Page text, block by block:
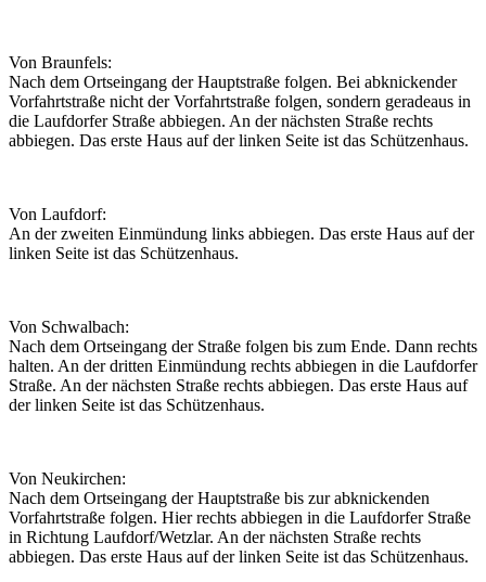
Von Braunfels:
Nach dem Ortseingang der Hauptstraße folgen. Bei abknickender
Vorfahrtstraße nicht der Vorfahrtstraße folgen, sondern geradeaus in
die Laufdorfer Straße abbiegen. An der nächsten Straße rechts
abbiegen. Das erste Haus auf der linken Seite ist das Schützenhaus.
Von Laufdorf:
An der zweiten Einmündung links abbiegen. Das erste Haus auf der
linken Seite ist das Schützenhaus.
Von Schwalbach:
Nach dem Ortseingang der Straße folgen bis zum Ende. Dann rechts
halten. An der dritten Einmündung rechts abbiegen in die Laufdorfer
Straße. An der nächsten Straße rechts abbiegen. Das erste Haus auf
der linken Seite ist das Schützenhaus.
Von Neukirchen:
Nach dem Ortseingang der Hauptstraße bis zur abknickenden
Vorfahrtstraße folgen. Hier rechts abbiegen in die Laufdorfer Straße
in Richtung Laufdorf/Wetzlar. An der nächsten Straße rechts
abbiegen. Das erste Haus auf der linken Seite ist das Schützenhaus.